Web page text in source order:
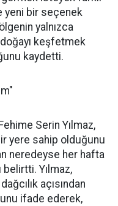
yeni bir seçenek
yalnızca
keşfetmek
kaydetti.
Serin Yılmaz,
yere sahip olduğunu
neredeyse her hafta
belirtti. Yılmaz,
açısından
ifade ederek,